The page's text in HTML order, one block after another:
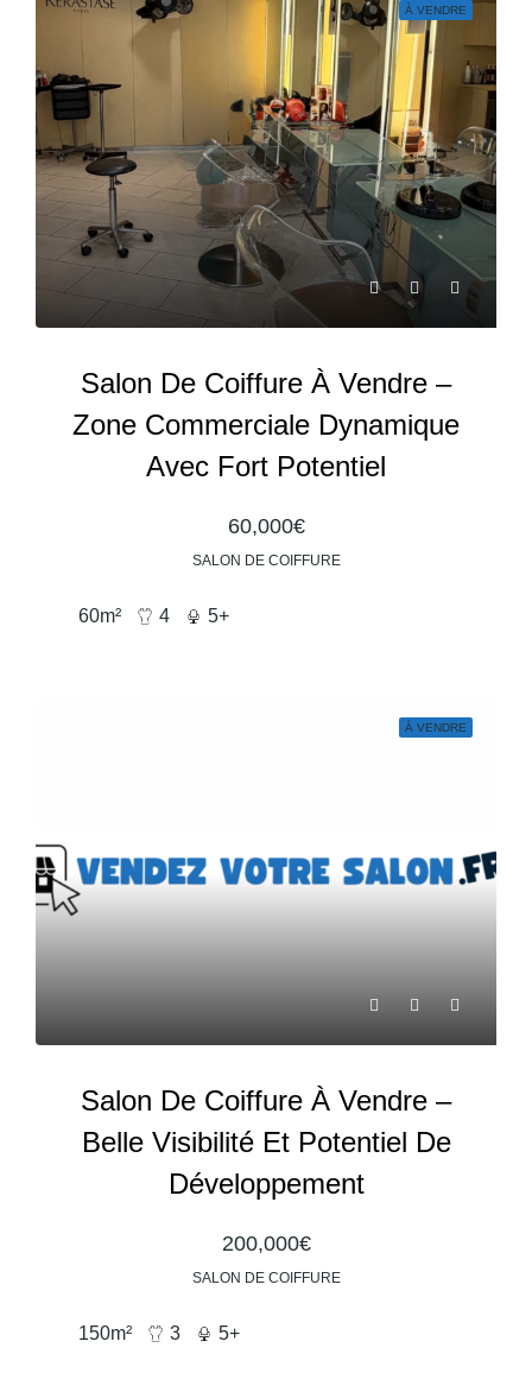
À VENDRE
Salon De Coiffure À Vendre –
Zone Commerciale Dynamique
Avec Fort Potentiel
60,000€
SALON DE COIFFURE
60m² 4 5+
À VENDRE
Salon De Coiffure À Vendre –
Belle Visibilité Et Potentiel De
Développement
200,000€
SALON DE COIFFURE
150m² 3 5+